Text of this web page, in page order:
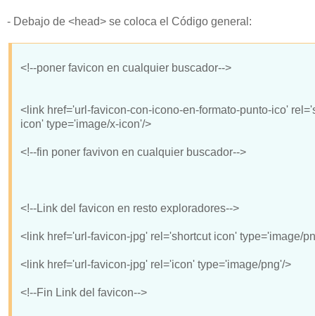
- Debajo de <head> se coloca el Código general:
<!--poner favicon en cualquier buscador-->
<link href='url-favicon-con-icono-en-formato-punto-ico'
icon' type='image/x-icon'/>
<!--fin poner favivon en cualquier buscador-->
<!--Link del favicon en resto exploradores-->
<link href='url-favicon-jpg' rel='shortcut icon' type='image/
<link href='url-favicon-jpg' rel='icon' type='image/png'/>
<!--Fin Link del favicon-->